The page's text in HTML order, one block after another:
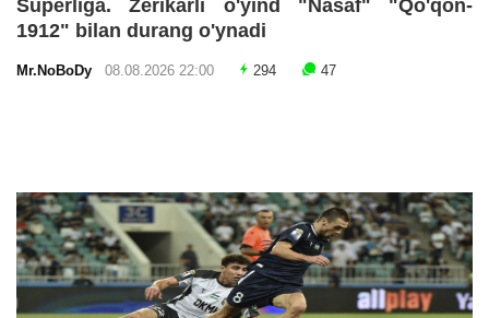
Superliga. Zerikarli o'yind "Nasaf" "Qo'qon-
1912" bilan durang o'ynadi
Mr.NoBoDy 08.08.2026 22:00 294 47